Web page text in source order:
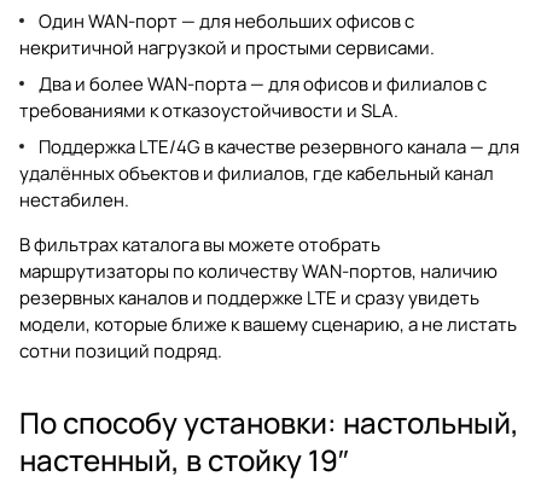
Один WAN-порт — для небольших офисов с
некритичной нагрузкой и простыми сервисами.
Два и более WAN-порта — для офисов и филиалов с
требованиями к отказоустойчивости и SLA.
Поддержка LTE/4G в качестве резервного канала — для
удалённых объектов и филиалов, где кабельный канал
нестабилен.
В фильтрах каталога вы можете отобрать
маршрутизаторы по количеству WAN-портов, наличию
резервных каналов и поддержке LTE и сразу увидеть
модели, которые ближе к вашему сценарию, а не листать
сотни позиций подряд.
По способу установки: настольный,
настенный, в стойку 19″